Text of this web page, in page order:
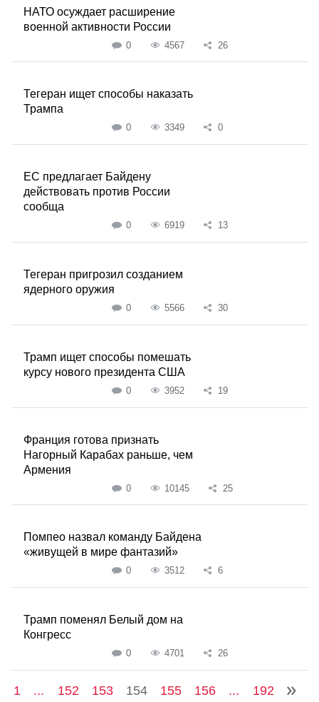
НАТО осуждает расширение
военной активности России
0 4567 26
Тегеран ищет способы наказать
Трампа
0 3349 0
ЕС предлагает Байдену
действовать против России
сообща
0 6919 13
Тегеран пригрозил созданием
ядерного оружия
0 5566 30
Трамп ищет способы помешать
курсу нового президента США
0 3952 19
Франция готова признать
Нагорный Карабах раньше, чем
Армения
0 10145 25
Помпео назвал команду Байдена
«живущей в мире фантазий»
0 3512 6
Трамп поменял Белый дом на
Конгресс
0 4701 26
1 ... 152 153 154 155 156 ... 192